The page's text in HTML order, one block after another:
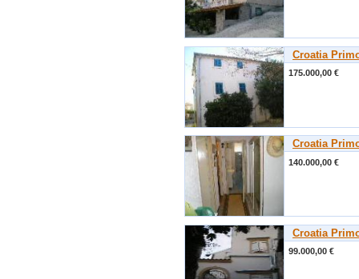
Croatia
175.000,00 €
Croatia
140.000,00 €
Croatia
99.000,00 €